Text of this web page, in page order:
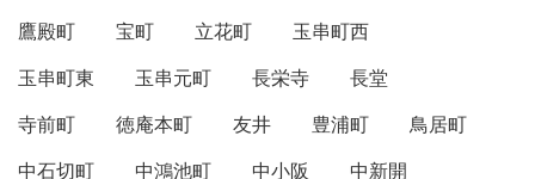
鷹殿町
宝町 立花町
玉串町西
玉串町東
玉串元町 長栄寺
長堂
寺前町
徳庵本町 友井 豊浦町
鳥居町
中石切町
中鴻池町 中小阪
中新開